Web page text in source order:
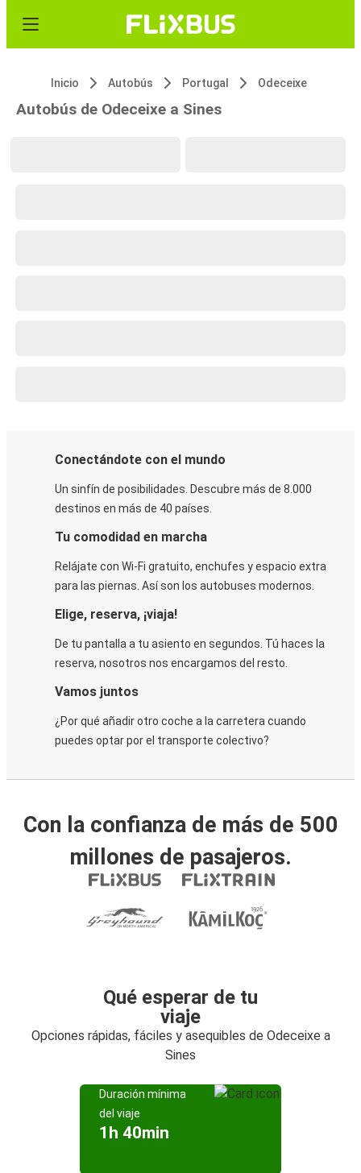
Inicio Autobús Portugal Odeceixe
Autobús de Odeceixe a Sines
Conectándote con el mundo
Un sinfín de posibilidades. Descubre más de 8.000
destinos en más de 40 países.
Tu comodidad en marcha
Relájate con Wi-Fi gratuito, enchufes y espacio extra
para las piernas. Así son los autobuses modernos.
Elige, reserva, ¡viaja!
De tu pantalla a tu asiento en segundos. Tú haces la
reserva, nosotros nos encargamos del resto.
Vamos juntos
¿Por qué añadir otro coche a la carretera cuando
puedes optar por el transporte colectivo?
Con la confianza de más de 500
millones de pasajeros.
Qué esperar de tu
viaje
Opciones rápidas, fáciles y asequibles de Odeceixe a
Sines
Duración mínima
del viaje
1h 40min